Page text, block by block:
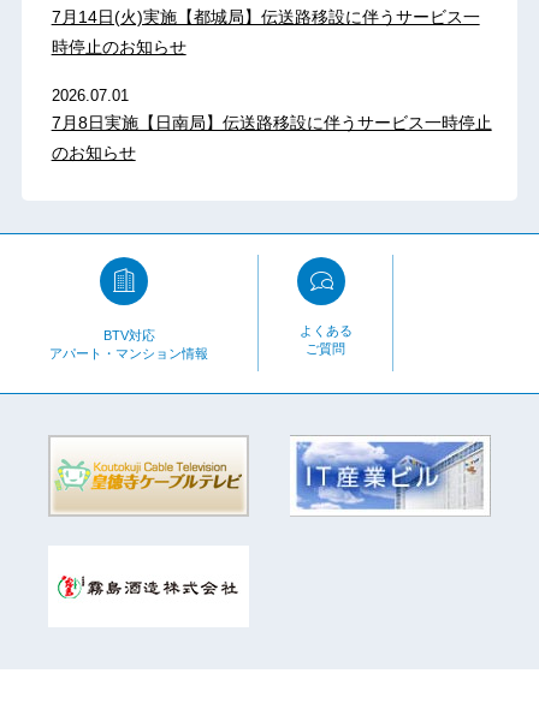
7月14日(火)実施【都城局】伝送路移設に伴うサービス一
時停止のお知らせ
2026.07.01
7月8日実施【日南局】伝送路移設に伴うサービス一時停止
のお知らせ
BTV対応
アパート・マンション情報
よくある
ご質問